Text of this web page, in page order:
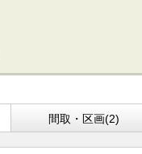
間取・区画(2)